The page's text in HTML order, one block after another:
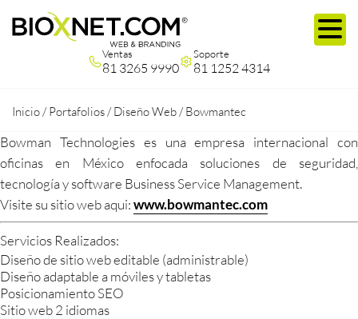
Ventas
81 3265 9990
Soporte
81 1252 4314
Inicio /Portafolios /Diseño Web /Bowmantec
Bowman Technologies es una empresa internacional con
oficinas en México enfocada soluciones de seguridad,
tecnología y software Business Service Management.
Visite su sitio web aqui:www.bowmantec.com
Servicios Realizados:
Diseño de sitio web editable (administrable)
Diseño adaptable a móviles y tabletas
Posicionamiento SEO
Sitio web 2 idiomas